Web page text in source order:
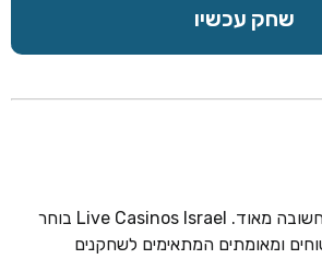
שחק עכשיו
בחירת קזינו מקוון היא חשובה מאוד. Live Casinos Israel בוחר
ומאומתים המתאימים לשחקנים